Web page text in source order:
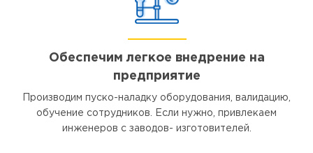
Обеспечим легкое внедрение на
предприятие
Производим пуско-наладку оборудования, валидацию,
обучение сотрудников. Если нужно, привлекаем
инженеров с заводов- изготовителей.